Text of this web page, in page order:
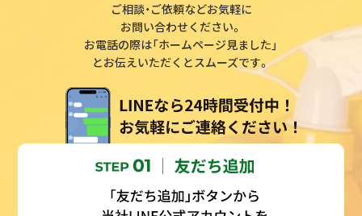
ご相談・ご依頼などお気軽に
お問い合わせください。
お電話の際は「ホームページ見ました」
とお伝えいただくとスムーズです。